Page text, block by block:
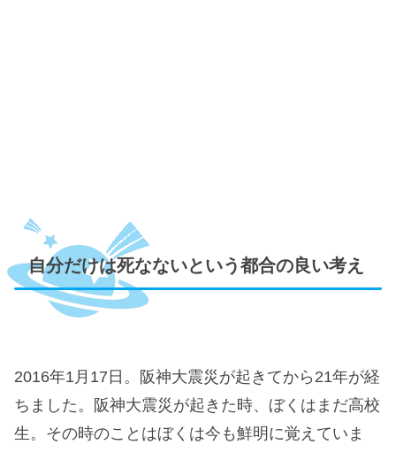
自分だけは死なないという都合の良い考え
2016年1月17日。阪神大震災が起きてから21年が経
ちました。阪神大震災が起きた時、ぼくはまだ高校
生。その時のことはぼくは今も鮮明に覚えていま